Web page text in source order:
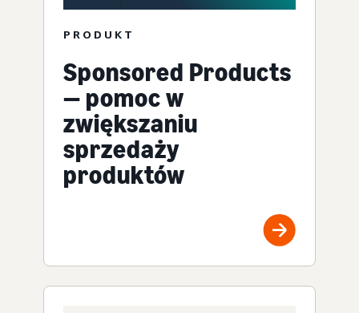
PRODUKT
Sponsored Products
— pomoc w
zwiększaniu
sprzedaży
produktów